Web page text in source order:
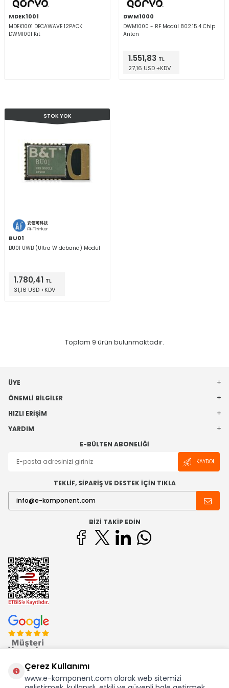
MDEK1001
MDEK1001 DECAWAVE 12PACK
DWM1001 Kit
DWM1000
DWM1000 - RF Modül 802.15.4 Chip
Anten
1.551,83 TL
27,16 USD +KDV
STOK YOK
BU01
BU01 UWB (Ultra Wideband) Modül
1.780,41 TL
31,16 USD +KDV
Toplam 9 ürün bulunmaktadır.
ÜYE
ÖNEMLI BILGILER
HIZLI ERIŞIM
YARDIM
E-BÜLTEN ABONELIĞI
KAYDOL
TEKLİF, SİPARİŞ VE DESTEK İÇİN TIKLA
BIZI TAKIP EDIN
Çerez Kullanımı
www.e-komponent.com olarak web sitemizi